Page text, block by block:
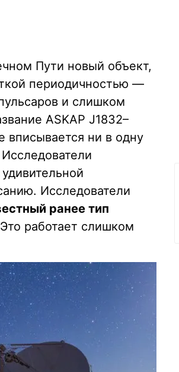
Пути новый объект,
периодичностью —
и слишком
ASKAP J1832–
вписывается ни в одну
Исследователи
ранее тип
работает слишком